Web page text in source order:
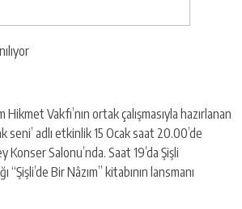
Vakfı’nın ortak çalışmasıyla hazırlanan
seni’ adlı etkinlik 15 Ocak saat 20.00’de
Konser Salonu’nda. Saat 19’da Şişli
“Şişli’de Bir Nâzım” kitabının lansmanı